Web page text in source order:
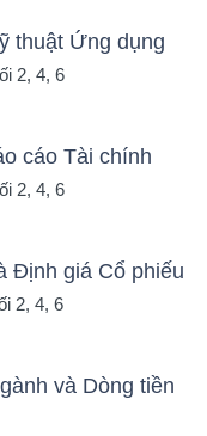
thuật Ứng dụng
2, 4, 6
cáo Tài chính
2, 4, 6
Định giá Cổ phiếu
2, 4, 6
và Dòng tiền